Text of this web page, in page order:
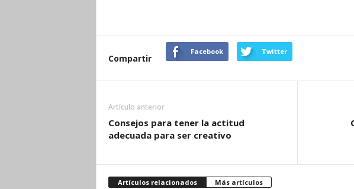
Compartir
Facebook Twitter
Artículo anterior
Consejos para tener la actitud
adecuada para ser creativo
Artículos relacionados Más artículos